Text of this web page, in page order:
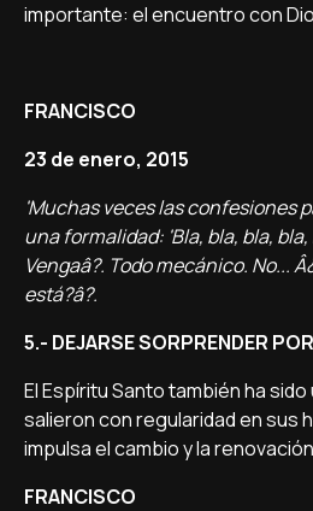
importante: el encuentro con
FRANCISCO
23 de enero, 2015
'Muchas veces las confesiones
una formalidad: 'Bla, bla, bla, bla,
Vengaâ?. Todo mecánico. No...
está?â?.
5.- DEJARSE SORPRENDER
El Espí­ritu Santo también ha
salieron con regularidad en sus
impulsa el cambio y la
FRANCISCO